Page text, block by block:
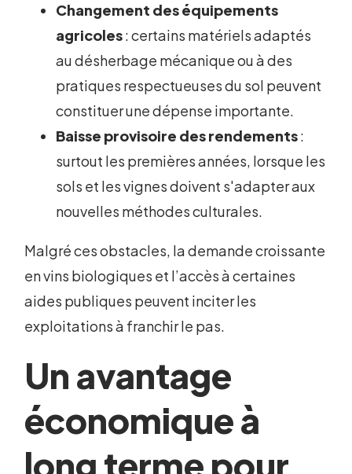
Changement des équipements
agricoles: certains matériels adaptés
au désherbage mécanique ou à des
pratiques respectueuses du sol peuvent
constituer une dépense importante.
Baisse provisoire des rendements:
surtout les premières années, lorsque les
sols et les vignes doivent s'adapter aux
nouvelles méthodes culturales.
Malgré ces obstacles, la demande croissante
en vins biologiques et l’accès à certaines
aides publiques peuvent inciter les
exploitations à franchir le pas.
Un avantage
économique à
long terme pour